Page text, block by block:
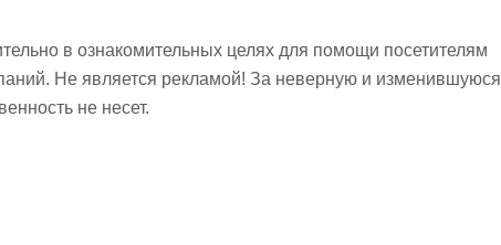
в ознакомительных целях для помощи посетителям
Не является рекламой! За неверную и изменившуюся
не несет.